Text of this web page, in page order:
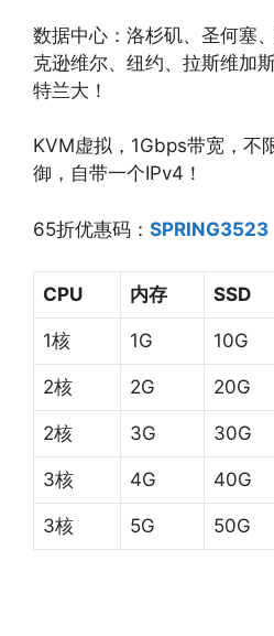
数据中心：洛杉矶、圣何塞
克逊维尔、纽约、拉斯维加
特兰大！
KVM虚拟，1Gbps带宽，不
御，自带一个IPv4！
65折优惠码： SPRING3523
CPU 内存 SSD
1核 1G 10G
2核 2G 20G
2核 3G 30G
3核 4G 40G
3核 5G 50G